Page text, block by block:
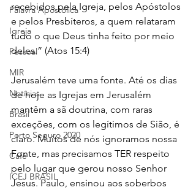
Palavra Apostólica
Igreja
Pessoal
MIR
Notícias
Brasil
Porto Seguro 2020
Café
ICEJ BRASIL
recebidos pela Igreja, pelos Apóstolos
e pelos Presbíteros, a quem relataram
tudo o que Deus tinha feito por meio
deles.” (Atos 15:4)
Jerusalém teve uma fonte. Até os dias
de hoje as Igrejas em Jerusalém
mantêm a sã doutrina, com raras
exceções, com os legítimos de Sião, é
claro. Muitos de nós ignoramos nossa
Fonte, mas precisamos TER respeito
pelo lugar que gerou nosso Senhor
Jesus. Paulo, ensinou aos soberbos